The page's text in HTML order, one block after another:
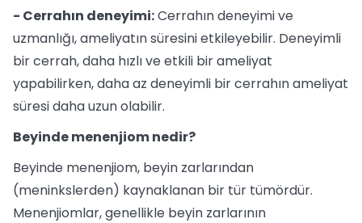
- Cerrahın deneyimi:Cerrahın deneyimi ve
uzmanlığı, ameliyatın süresini etkileyebilir. Deneyimli
bir cerrah, daha hızlı ve etkili bir ameliyat
yapabilirken, daha az deneyimli bir cerrahın ameliyat
süresi daha uzun olabilir.
Beyinde menenjiom nedir?
Beyinde menenjiom, beyin zarlarından
(meninkslerden) kaynaklanan bir tür tümördür.
Menenjiomlar, genellikle beyin zarlarının